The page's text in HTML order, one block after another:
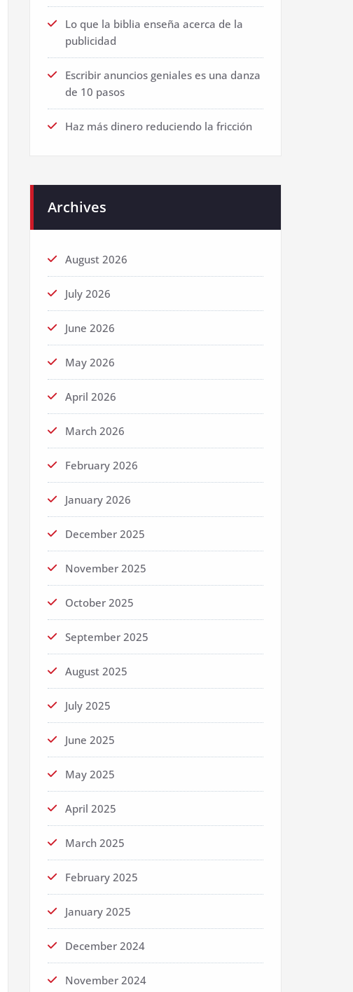
Lo que la biblia enseña acerca de la
publicidad
Escribir anuncios geniales es una danza
de 10 pasos
Haz más dinero reduciendo la fricción
Archives
August 2026
July 2026
June 2026
May 2026
April 2026
March 2026
February 2026
January 2026
December 2025
November 2025
October 2025
September 2025
August 2025
July 2025
June 2025
May 2025
April 2025
March 2025
February 2025
January 2025
December 2024
November 2024